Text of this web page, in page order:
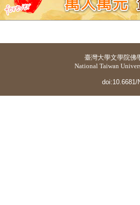
臺灣大學文學院佛
National Taiwan
doi:10.6681/